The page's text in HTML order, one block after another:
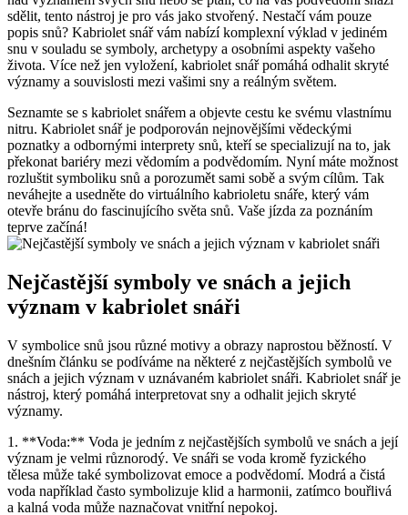
sdělit, tento nástroj je pro vás jako stvořený. Nestačí vám pouze
popis snů? Kabriolet snář vám nabízí komplexní výklad v jediném
snu v souladu se symboly, archetypy a osobními aspekty vašeho
života. Více než jen vyložení, kabriolet snář pomáhá odhalit skryté
významy a souvislosti mezi vašimi sny a reálným světem.
Seznamte se s kabriolet snářem a objevte cestu ke svému vlastnímu
nitru. Kabriolet snář je podporován nejnovějšími vědeckými
poznatky a odbornými interprety snů, kteří se specializují na to, jak
překonat bariéry mezi vědomím a podvědomím. Nyní máte možnost
rozluštit symboliku snů a porozumět sami sobě a svým cílům. Tak
neváhejte a usedněte do virtuálního kabrioletu snáře, který vám
otevře bránu do fascinujícího světa snů. Vaše jízda za poznáním
teprve začíná!
Nejčastější symboly ve snách a jejich
význam v kabriolet snáři
V symbolice snů jsou různé motivy a obrazy naprostou běžností. V
dnešním článku se podíváme na některé z nejčastějších symbolů ve
snách a jejich význam v uznávaném kabriolet snáři. Kabriolet snář je
nástroj, který pomáhá interpretovat sny a odhalit jejich skryté
významy.
1. **Voda:** Voda je jedním z nejčastějších symbolů ve snách a její
význam je velmi různorodý. Ve snáři se voda kromě fyzického
tělesa může také symbolizovat emoce a podvědomí. Modrá a čistá
voda například často symbolizuje klid a harmonii, zatímco bouřlivá
a kalná voda může naznačovat vnitřní nepokoj.